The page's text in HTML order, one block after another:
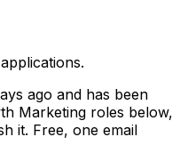
ago and has been
Marketing roles below,
it. Free, one email